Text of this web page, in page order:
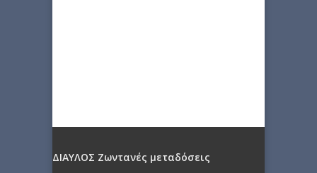
ΔΙΑΥΛΟΣ Ζωντανές μεταδόσεις